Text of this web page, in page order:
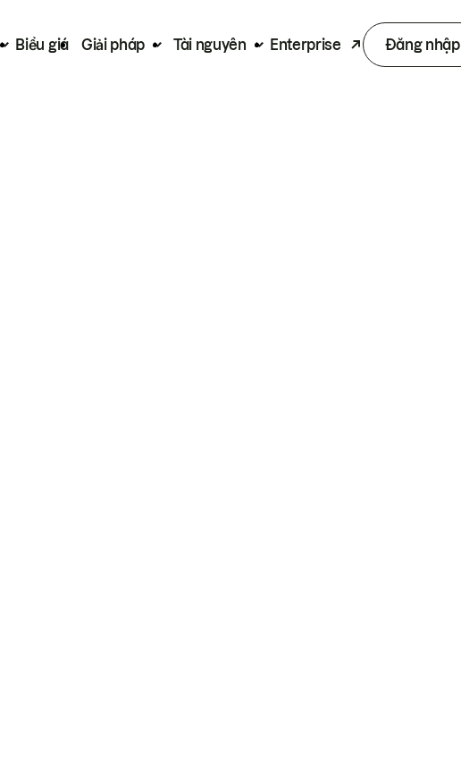
Biểu giá Giải pháp Tài nguyên Enterprise Đăng nhập